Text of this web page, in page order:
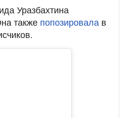
Уразбахтина
также попозировала в